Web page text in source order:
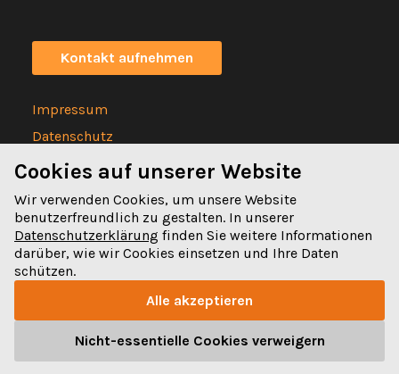
Kontakt aufnehmen
Impressum
Datenschutz
Statuten
Spitalgasse 32
Cookies auf unserer Website
Wir verwenden Cookies, um unsere Website
benutzerfreundlich zu gestalten. In unserer
Datenschutzerklärung finden Sie weitere Informationen
darüber, wie wir Cookies einsetzen und Ihre Daten
schützen.
Alle akzeptieren
Nicht-essentielle Cookies verweigern